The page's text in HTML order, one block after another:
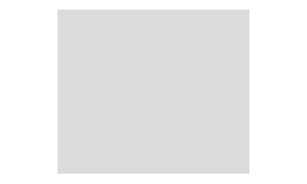
Am Ort selbst können Sie Fahrräder, Boote zum paddeln und segeln